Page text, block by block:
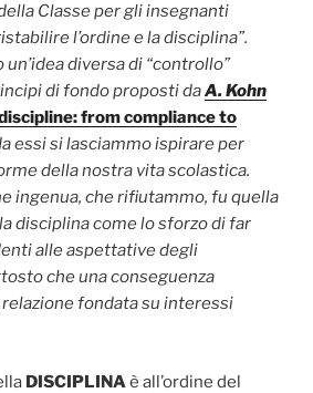
Classe per gli insegnanti
l’ordine e la disciplina”.
diversa di “controllo”
di fondo proposti daA. Kohn
from compliance to
essi si lasciammo ispirare per
della nostra vita scolastica.
ingenua, che rifiutammo, fu quella
disciplina come lo sforzo di far
alle aspettative degli
che una conseguenza
fondata su interessi
DISCIPLINAè all’ordine del